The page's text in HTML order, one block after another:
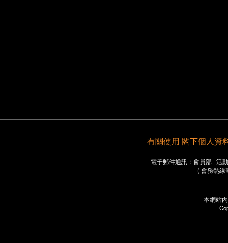
有關使用 閣下個人資
電子郵件通訊：會員部 | 活
( 會務熱線
本網站